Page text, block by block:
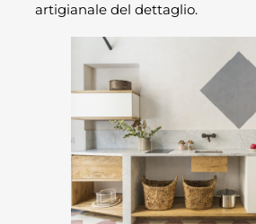
artigianale del dettaglio.